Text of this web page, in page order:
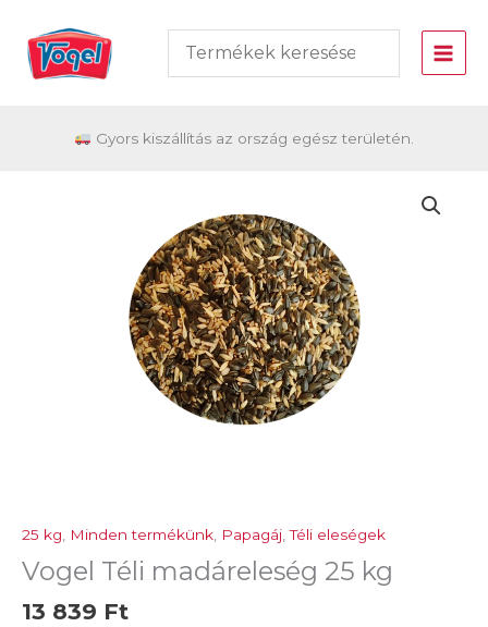
content
Gyors kiszállítás az ország egész területén.
25 kg Minden termékünk Papagáj ,Téli eleségek
Vogel Téli madáreleség 25 kg
13 839 Ft